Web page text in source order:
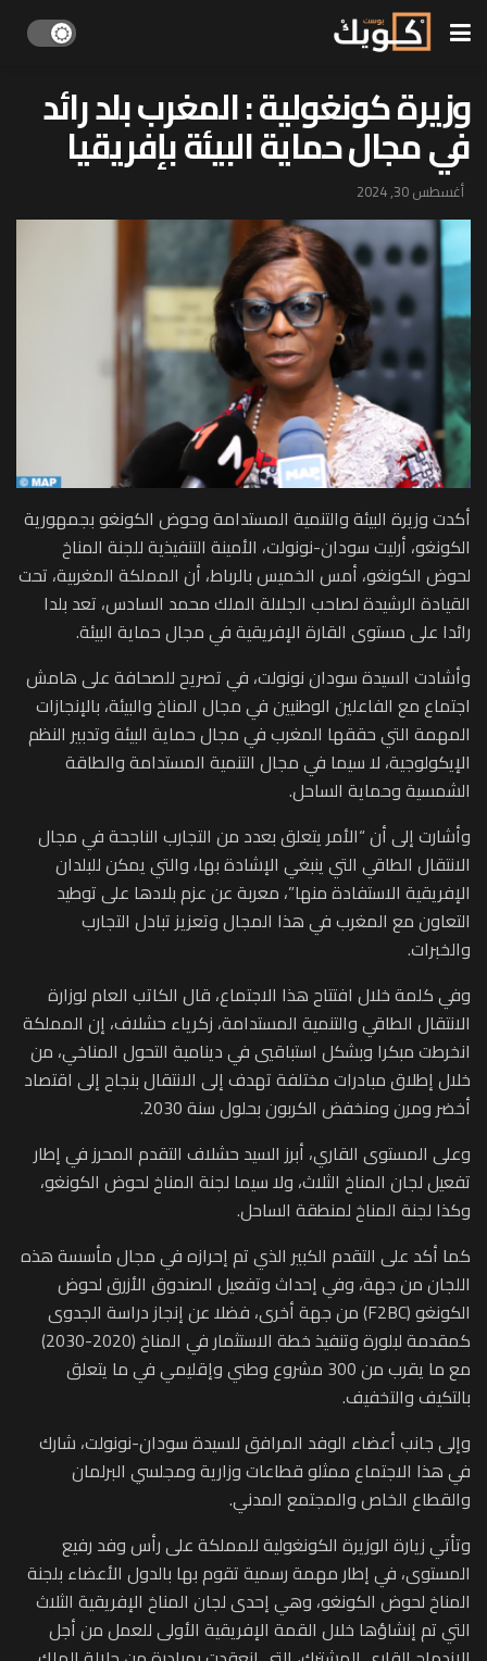
وزيرة كونغولية : المغرب بلد رائد
في مجال حماية البيئة بإفريقيا
أغسطس 30, 2024
أكدت وزيرة البيئة والتنمية المستدامة وحوض الكونغو بجمهورية
الكونغو، أرليت سودان-نونولت، الأمينة التنفيذية للجنة المناخ
لحوض الكونغو، أمس الخميس بالرباط، أن المملكة المغربية، تحت
القيادة الرشيدة لصاحب الجلالة الملك محمد السادس، تعد بلدا
رائدا على مستوى القارة الإفريقية في مجال حماية البيئة.
وأشادت السيدة سودان نونولت، في تصريح للصحافة على هامش
اجتماع مع الفاعلين الوطنيين في مجال المناخ والبيئة، بالإنجازات
المهمة التي حققها المغرب في مجال حماية البيئة وتدبير النظم
الإيكولوجية، لا سيما في مجال التنمية المستدامة والطاقة
الشمسية وحماية الساحل.
وأشارت إلى أن “الأمر يتعلق بعدد من التجارب الناجحة في مجال
الانتقال الطاقي التي ينبغي الإشادة بها، والتي يمكن للبلدان
الإفريقية الاستفادة منها”، معربة عن عزم بلادها على توطيد
التعاون مع المغرب في هذا المجال وتعزيز تبادل التجارب
والخبرات.
وفي كلمة خلال افتتاح هذا الاجتماع، قال الكاتب العام لوزارة
الانتقال الطاقي والتنمية المستدامة، زكرياء حشلاف، إن المملكة
انخرطت مبكرا وبشكل استباقيي في دينامية التحول المناخي، من
خلال إطلاق مبادرات مختلفة تهدف إلى الانتقال بنجاح إلى اقتصاد
أخضر ومرن ومنخفض الكربون بحلول سنة 2030.
وعلى المستوى القاري، أبرز السيد حشلاف التقدم المحرز في إطار
تفعيل لجان المناخ الثلاث، ولا سيما لجنة المناخ لحوض الكونغو،
وكذا لجنة المناخ لمنطقة الساحل.
كما أكد على التقدم الكبير الذي تم إحرازه في مجال مأسسة هذه
اللجان من جهة، وفي إحداث وتفعيل الصندوق الأزرق لحوض
الكونغو (F2BC) من جهة أخرى، فضلا عن إنجاز دراسة الجدوى
كمقدمة لبلورة وتنفيذ خطة الاستثمار في المناخ (2020-2030)
مع ما يقرب من 300 مشروع وطني وإقليمي في ما يتعلق
بالتكيف والتخفيف.
وإلى جانب أعضاء الوفد المرافق للسيدة سودان-نونولت، شارك
في هذا الاجتماع ممثلو قطاعات وزارية ومجلسي البرلمان
والقطاع الخاص والمجتمع المدني.
وتأتي زيارة الوزيرة الكونغولية للمملكة على رأس وفد رفيع
المستوى، في إطار مهمة رسمية تقوم بها بالدول الأعضاء بلجنة
المناخ لحوض الكونغو، وهي إحدى لجان المناخ الإفريقية الثلاث
التي تم إنشاؤها خلال القمة الإفريقية الأولى للعمل من أجل